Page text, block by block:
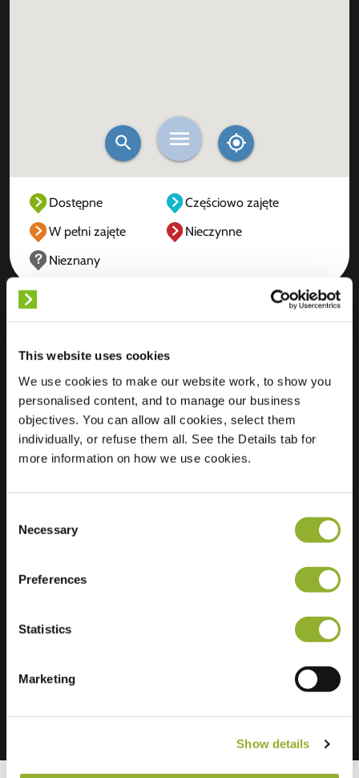
This website uses cookies
We use cookies to make our website work, to show you
personalised content, and to manage our business
objectives. You can allow all cookies, select them
individually, or refuse them all. See the Details tab for
more information on how we use cookies.
Selection
Necessary
Preferences
Statistics
Marketing
Show details
Dostępne
Częściowo zajęte
W pełni zajęte
Nieczynne
Nieznany
Triangelstraat 81
6544 VJ Nijmegen
Holandia
Regular Charging 2 of 2 available
Dodatkowe informacje